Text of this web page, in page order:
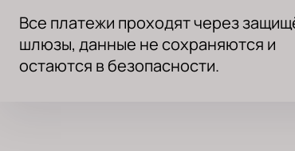
Все платежи проходят через
шлюзы, данные не сохраняются и
остаются в безопасности.